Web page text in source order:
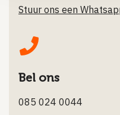
Stuur ons een
Bel ons
085 024 0044